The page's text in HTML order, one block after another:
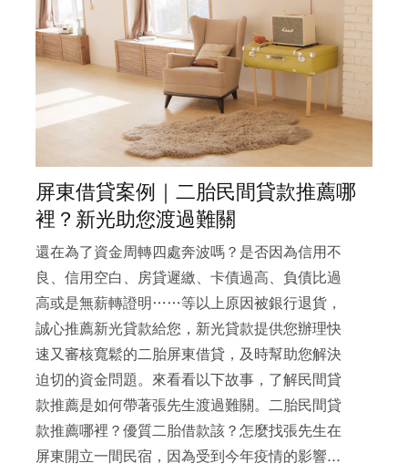
屏東借貸案例｜二胎民間貸款推薦哪
裡？新光助您渡過難關
還在為了資金周轉四處奔波嗎？是否因為信用不
良、信用空白、房貸遲繳、卡債過高、負債比過
高或是無薪轉證明……等以上原因被銀行退貨，
誠心推薦新光貸款給您，新光貸款提供您辦理快
速又審核寬鬆的二胎屏東借貸，及時幫助您解決
迫切的資金問題。來看看以下故事，了解民間貸
款推薦是如何帶著張先生渡過難關。二胎民間貸
款推薦哪裡？優質二胎借款該？怎麼找張先生在
屏東開立一間民宿，因為受到今年疫情的影響...